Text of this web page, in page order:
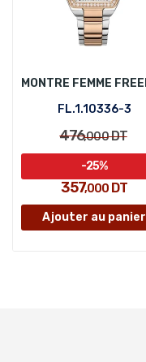
FL.1.10336-3
476,000DT
357,000 DT
-25%
Ajouter au panier